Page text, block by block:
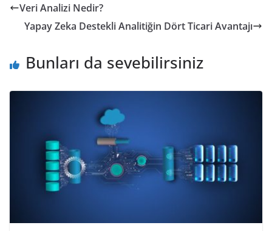
Veri Analizi Nedir?
Yapay Zeka Destekli Analitiğin Dört Ticari Avantajı
Bunları da sevebilirsiniz